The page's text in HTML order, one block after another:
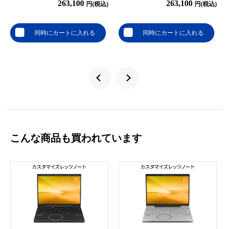
263,100 円(税込)
同時にカートに入れる
263,100 円(税込)
同時にカートに入れる
こんな商品も買われています